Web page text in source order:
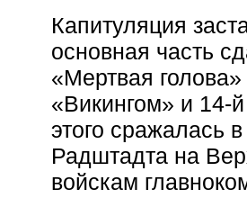
Капитуляция
основная часть
«Мертвая
«Викингом» и 14-
этого сражалась
Радштадта на
войскам